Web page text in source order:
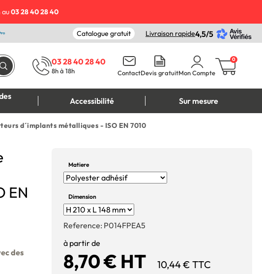
au03 28 40 28 40
Catalogue gratuit Livraison rapide4,5/5
03 28 40 28 40
8h à 18h ContactDevis gratuitMon Compte
0
Accessibilité Sur mesure
d´implants métalliques - ISO EN 7010
EN
des
Matiere
Dimension
Reference: P014FPEA5
à partir de
8,70 € HT 10,44 € TTC